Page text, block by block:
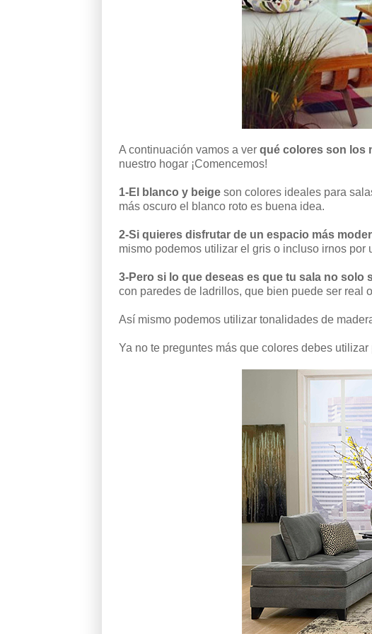
A continuación vamos a ver qué colores son los
nuestro hogar ¡Comencemos!
1-El blanco y beige son colores ideales para
más oscuro el blanco roto es buena idea.
2-Si quieres disfrutar de un espacio más
mismo podemos utilizar el gris o incluso irnos
3-Pero si lo que deseas es que tu sala no
con paredes de ladrillos, que bien puede ser real
Así mismo podemos utilizar tonalidades de
Ya no te preguntes más que colores debes